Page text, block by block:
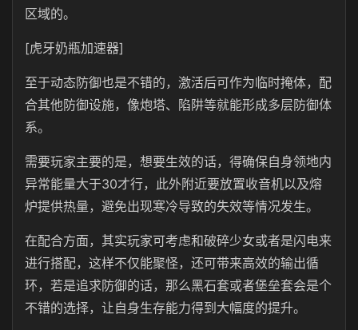
区域的。
[虎牙奶瓶加速器]
至于动态防御也是不错的，激活后可作为临时掩体，配
合其他防御设施，像炮塔、陷阱等就能形成多层防御体
系。
需要玩家主要的是，想要生效的话，得确保自身领地内
异常能量大于30才行，此外附近要放置收音机以及熔
炉提供热量，避免出现寒冷导致的失效等情况发生。
在配合方面，其实玩家可考虑和破碎少女或者是闪电来
进行搭配，这样不仅能聚怪，还可带来高效的输出循
环，若是追求防御的话，那么黑石套或者堡垒套会是个
不错的选择，让自身生存能力得到大幅度的提升。